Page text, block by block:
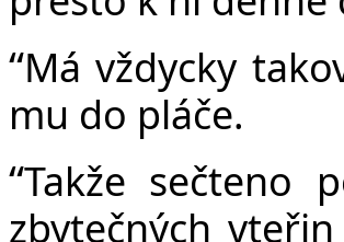
“Má vždycky
mu do pláče.
“Takže sečteno
zbytečných